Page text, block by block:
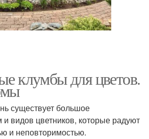
клумбы для цветов.
существует большое
видов цветников, которые радуют
и неповторимостью.